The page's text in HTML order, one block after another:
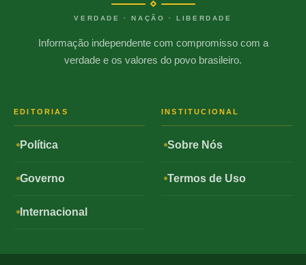
VERDADE · NAÇÃO · LIBERDADE
Informação independente com compromisso com a
verdade e os valores do povo brasileiro.
EDITORIAS
Política
Governo
Internacional
INSTITUCIONAL
Sobre Nós
Termos de Uso